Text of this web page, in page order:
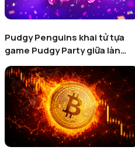
Pudgy Penguins khai tử tựa
game Pudgy Party giữa làn
sóng thanh lọc Web3 Gaming